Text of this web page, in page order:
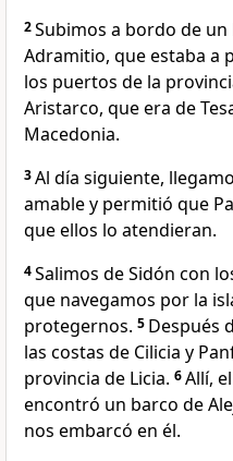
2Subimos a bordo de
Adramitio, que estaba a
los puertos de la
Aristarco, que era de
Macedonia.
3Al día siguiente,
amable y permitió que
que ellos lo atendieran.
4Salimos de Sidón con
que navegamos por la
protegernos. 5 Después
las costas de Cilicia y
provincia de Licia. 6Allí,
encontró un barco de
nos embarcó en él.